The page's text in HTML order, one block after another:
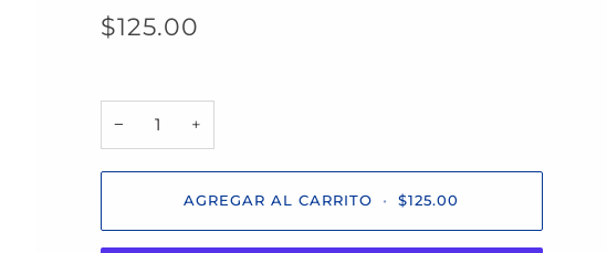
$125.00
− +
AGREGAR AL CARRITO • $125.00